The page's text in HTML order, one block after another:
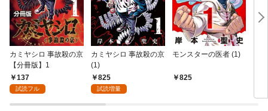
カミヤシロ 事故殺の京
【分冊版】1
137
試読フル
カミヤシロ 事故殺の京
(1)
825
試読増量
モンスターの医者 (1)
825